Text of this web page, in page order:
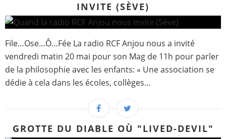
INVITE (SÈVE)
File…Ose…Ô…Fée La radio RCF Anjou nous a invité
vendredi matin 20 mai pour son Mag de 11h pour parler
de la philosophie avec les enfants: « Une association se
dédie à cela dans les écoles, collèges...
GROTTE DU DIABLE OÙ "LIVED-DEVIL"